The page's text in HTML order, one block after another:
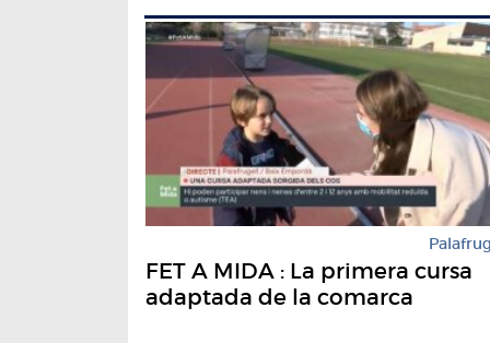
FET A MIDA : La primera cursa
adaptada de la comarca